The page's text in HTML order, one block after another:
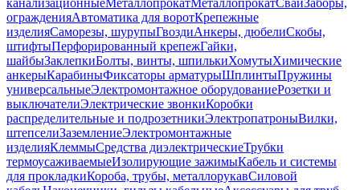
канализационныеМеталлопрокатМеталлопрокатСваиЗаборы,
огражденияАвтоматика для воротКрепежные
изделияСаморезы, шурупыГвоздиАнкеры, дюбелиСкобы,
штифтыПерфорированный крепежГайки,
шайбыЗаклепкиБолты, винты, шпилькиХомутыХимические
анкерыКарабиныФиксаторы арматурыШплинтыПружины
универсальныеЭлектромонтажное оборудованиеРозетки и
выключателиЭлектрические звонкиКоробки
распределительные и подрозетникиЭлектропатроныВилки,
штепселиЗаземлениеЭлектромонтажные
изделияКлеммыСредства диэлектрическиеТрубки
термоусаживаемыеИзолирующие зажимыКабель и системы
для прокладкиКороба, трубы, металлорукавСиловой